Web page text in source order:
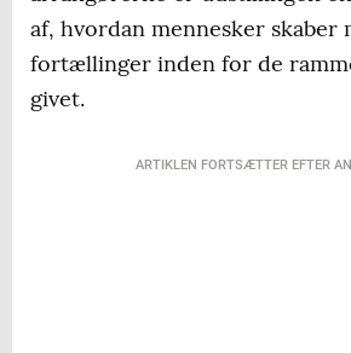
af, hvordan mennesker skaber
fortællinger inden for de
givet.
ARTIKLEN FORTSÆTTER EFTER